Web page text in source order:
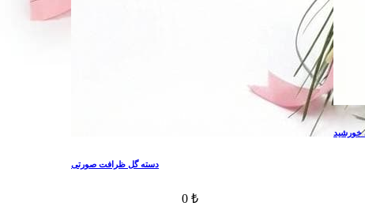
دسته گل ظرافت صورتی
0 ₺
خورشید